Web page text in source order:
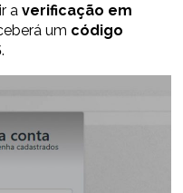
a verificação em
um código
.